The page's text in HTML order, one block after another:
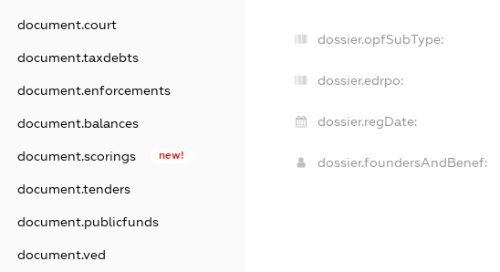
document.court
document.taxdebts
document.enforcements
document.balances
document.scorings new!
document.tenders
document.publicfunds
document.ved
dossier.opfSubType:
dossier.edrpo:
dossier.regDate:
dossier.foundersAndBenef: